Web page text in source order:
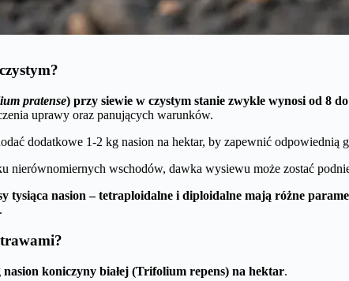
pratense) przy siewie w czystym stanie zwykle wynosi od 8
uprawy oraz panujących warunków.
dodatkowe 1-2 kg nasion na hektar, by zapewnić odpowiednią
nierównomiernych wschodów, dawka wysiewu może zostać
tysiąca nasion – tetraploidalne i diploidalne mają różne
nasion koniczyny białej (Trifolium repens) na hektar.